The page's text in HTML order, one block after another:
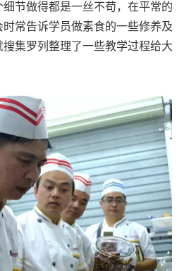
节做得都是一丝不苟，在平常的
常告诉学员做素食的一些修养及
集罗列整理了一些教学过程给大